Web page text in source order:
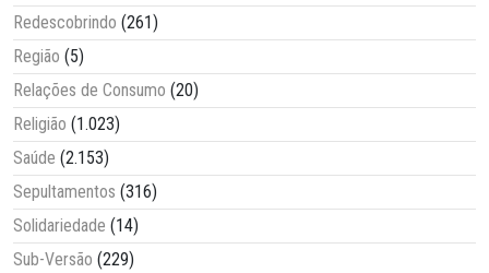
Redescobrindo (261)
Região (5)
Relações de Consumo (20)
Religião (1.023)
Saúde (2.153)
Sepultamentos (316)
Solidariedade (14)
Sub-Versão (229)